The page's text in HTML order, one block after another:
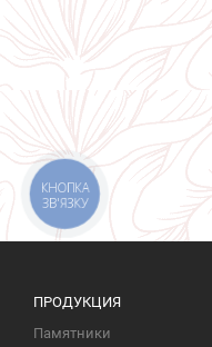
ПРОДУКЦИЯ
Памятники
КНОПКА
ЗВ'ЯЗКУ